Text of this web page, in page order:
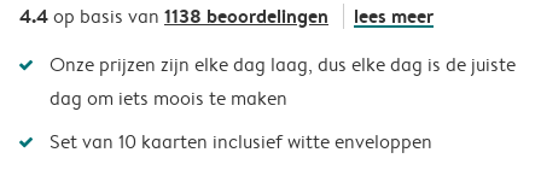
4.4op basis van 1138 beoordelingen lees meer
Onze prijzen zijn elke dag laag, dus elke dag is de juiste
dag om iets moois te maken
Set van 10 kaarten inclusief witte enveloppen